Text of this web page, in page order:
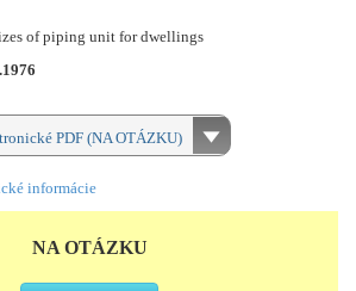
of piping unit for dwellings
PDF (NA OTÁZKU)
informácie
NA OTÁZKU